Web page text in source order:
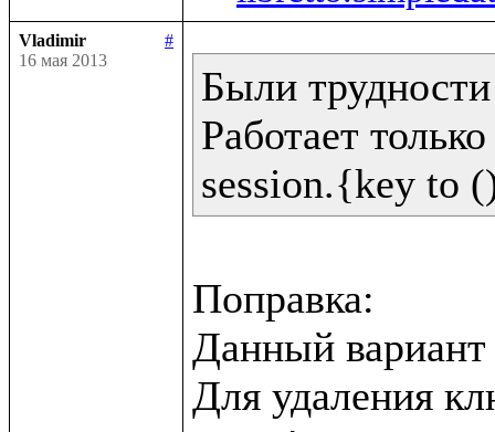
Vladimir
#
16 мая 2013
Были
Работает
Поправка:
Данный вариант